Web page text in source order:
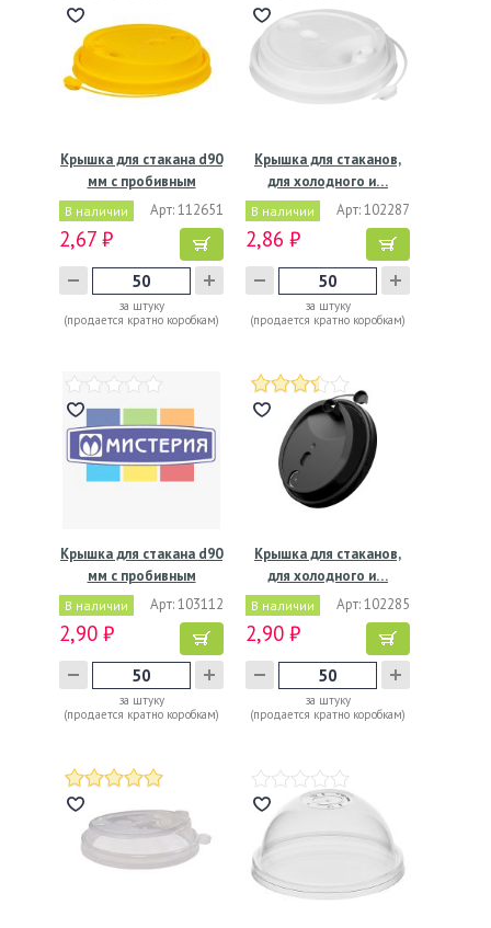
Крышка для стакана d90
мм с пробивным
слотом…
В наличии Арт: 112651
2,67 ₽
за штуку
(продается кратно коробкам)
Крышка для стаканов,
для холодного и…
В наличии Арт: 102287
2,86 ₽
за штуку
(продается кратно коробкам)
Крышка для стакана d90
мм с пробивным
слотом…
В наличии Арт: 103112
2,90 ₽
за штуку
(продается кратно коробкам)
Крышка для стаканов,
для холодного и…
В наличии Арт: 102285
2,90 ₽
за штуку
(продается кратно коробкам)